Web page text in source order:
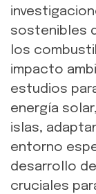
sostenibles
los
impacto
estudios
energía
islas,
entorno
desarrollo
cruciales